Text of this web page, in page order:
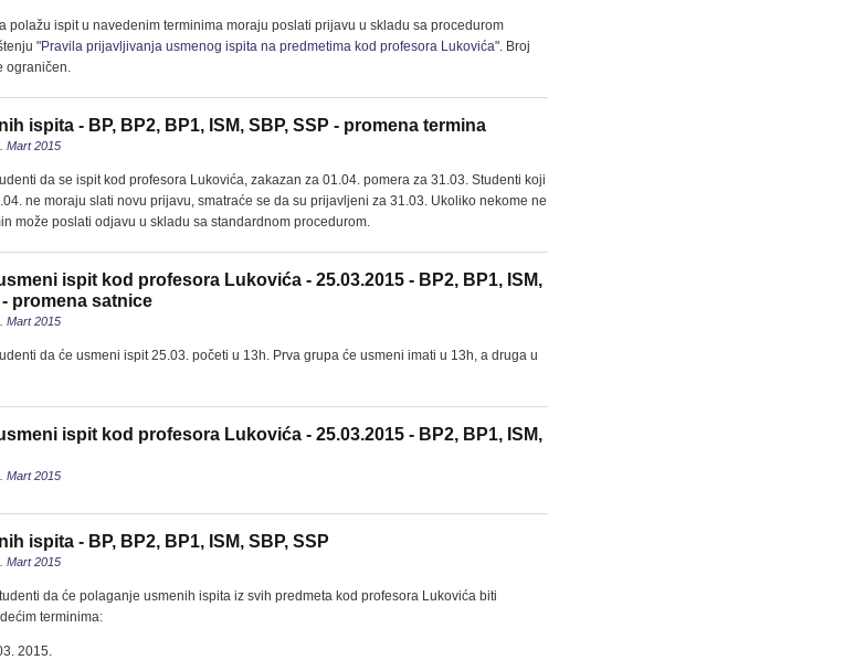
polažu ispit u navedenim terminima moraju poslati prijavu u skladu sa procedurom
"Pravila prijavljivanja usmenog ispita na predmetima kod profesora Lukovića". Broj
ograničen.
ispita - BP, BP2, BP1, ISM, SBP, SSP - promena termina
Mart 2015
da se ispit kod profesora Lukovića, zakazan za 01.04. pomera za 31.03. Studenti koji
ne moraju slati novu prijavu, smatraće se da su prijavljeni za 31.03. Ukoliko nekome ne
može poslati odjavu u skladu sa standardnom procedurom.
ispit kod profesora Lukovića - 25.03.2015 - BP2, BP1, ISM,
- promena satnice
Mart 2015
da će usmeni ispit 25.03. početi u 13h. Prva grupa će usmeni imati u 13h, a druga u
ispit kod profesora Lukovića - 25.03.2015 - BP2, BP1, ISM,
Mart 2015
ispita - BP, BP2, BP1, ISM, SBP, SSP
Mart 2015
da će polaganje usmenih ispita iz svih predmeta kod profesora Lukovića biti
terminima:
2015.